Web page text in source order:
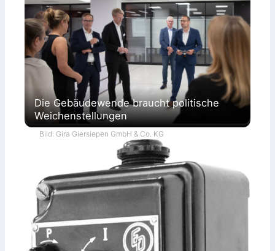
Die Gebäudewende braucht politische
Weichenstellungen
Bild: Gira Giersiepen GmbH & Co. KG